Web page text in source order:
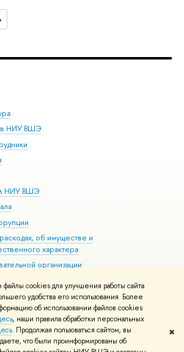
cookies для улучшения работы сайта
удобства его использования. Более
об использовании файлов cookies
, наши правила обработки персональных
. Продолжая пользоваться сайтом, вы
что были проинформированы об
✖
в НИУ ВШЭ
НИУ ВШЭ
об имуществе и
характера
организации
возможностями здоровья